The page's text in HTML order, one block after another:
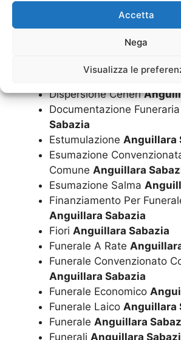
Accetta
Nega
Visualizza le
Anguillara Sabazia
Anguillara Sabazia
Disbrigo Pratiche Funerarie
Dispersione Ceneri
Documentazione Funeraria
Sabazia
Estumulazione Anguillara
Esumazione
Comune Anguillara
Esumazione Salma
Finanziamento Per
Anguillara Sabazia
Fiori Anguillara Sabazia
Funerale A Rate
Funerale Convenzionato
Anguillara Sabazia
Funerale Economico
Funerale Laico Anguillara
Funerale Anguillara
Funerali Anguillara